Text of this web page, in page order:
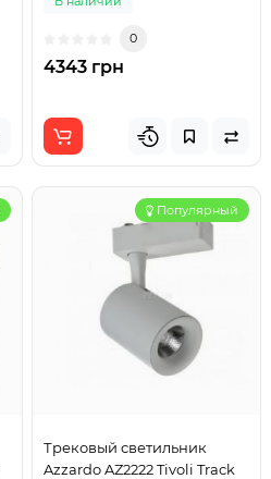
0
4343 грн
Популярный
Трековый светильник
Azzardo AZ2222 Tivoli Track